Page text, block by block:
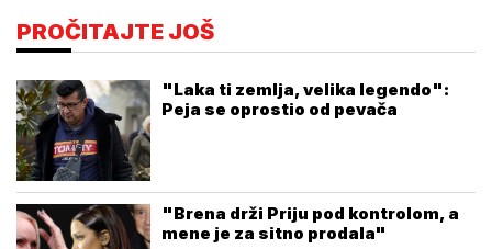
PROČITAJTE JOŠ
"Laka ti zemlja, velika legendo":
Peja se oprostio od pevača
"Brena drži Priju pod kontrolom, a
mene je za sitno prodala"